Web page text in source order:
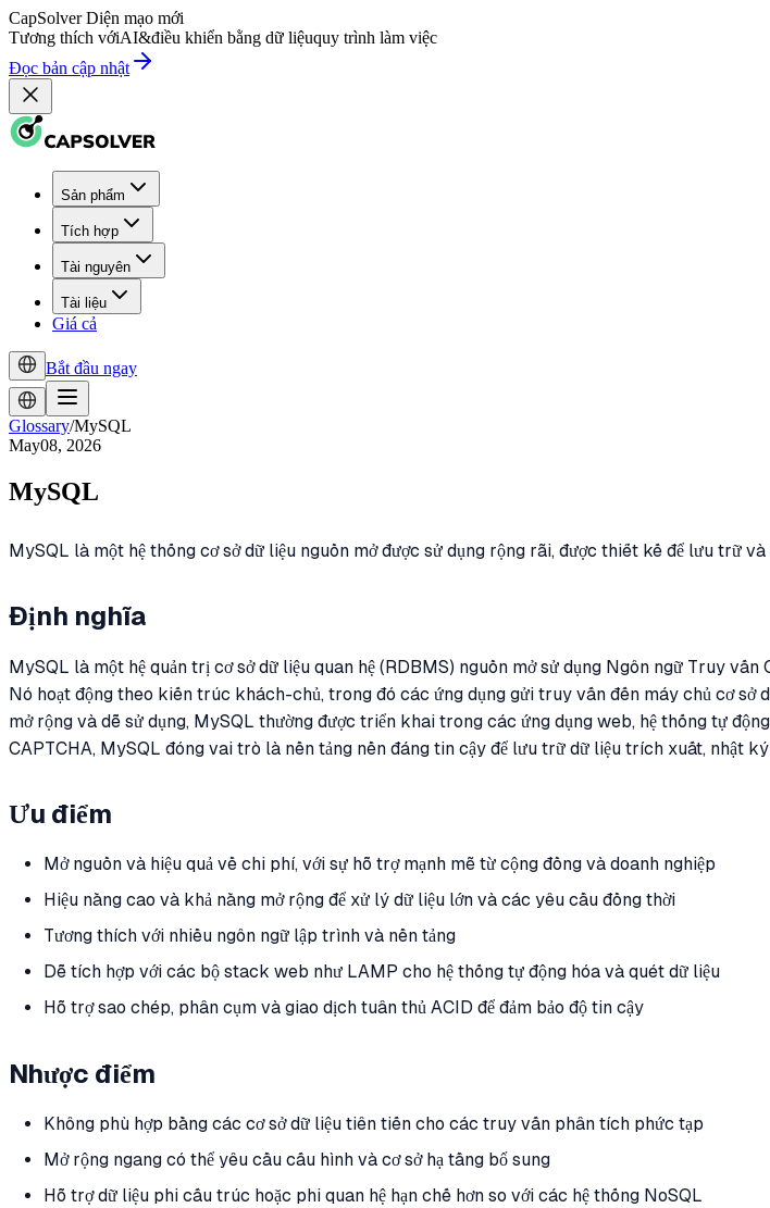
CapSolver Diện mạo mới
Tương thích vớiAI&điều khiển bằng dữ liệuquy trình làm việc
Đọc bản cập nhật
Sản phẩm
Tích hợp
Tài nguyên
Tài liệu
Giá cả
Bắt đầu ngay
Glossary/MySQL
May08, 2026
MySQL
MySQL là một hệ thống cơ sở dữ liệu nguồn mở được sử dụng rộng rãi, được thiết kế để lưu trữ
Định nghĩa
MySQL là một hệ quản trị cơ sở dữ liệu quan hệ (RDBMS) nguồn mở sử dụng Ngôn ngữ Truy
Nó hoạt động theo kiến trúc khách-chủ, trong đó các ứng dụng gửi truy vấn đến máy chủ cơ sở
mở rộng và dễ sử dụng, MySQL thường được triển khai trong các ứng dụng web, hệ thống tự
CAPTCHA, MySQL đóng vai trò là nền tảng nền đáng tin cậy để lưu trữ dữ liệu trích xuất, nhật
Ưu điểm
Mở nguồn và hiệu quả về chi phí, với sự hỗ trợ mạnh mẽ từ cộng đồng và doanh nghiệp
Hiệu năng cao và khả năng mở rộng để xử lý dữ liệu lớn và các yêu cầu đồng thời
Tương thích với nhiều ngôn ngữ lập trình và nền tảng
Dễ tích hợp với các bộ stack web như LAMP cho hệ thống tự động hóa và quét dữ liệu
Hỗ trợ sao chép, phân cụm và giao dịch tuân thủ ACID để đảm bảo độ tin cậy
Nhược điểm
Không phù hợp bằng các cơ sở dữ liệu tiên tiến cho các truy vấn phân tích phức tạp
Mở rộng ngang có thể yêu cầu cấu hình và cơ sở hạ tầng bổ sung
Hỗ trợ dữ liệu phi cấu trúc hoặc phi quan hệ hạn chế hơn so với các hệ thống NoSQL